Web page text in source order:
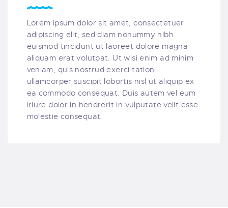
Lorem ipsum dolor sit amet, consectetuer
adipiscing elit, sed diam nonummy nibh
euismod tincidunt ut laoreet dolore magna
aliquam erat volutpat. Ut wisi enim ad minim
veniam, quis nostrud exerci tation
ullamcorper suscipit lobortis nisl ut aliquip ex
ea commodo consequat. Duis autem vel eum
iriure dolor in hendrerit in vulputate velit esse
molestie consequat.